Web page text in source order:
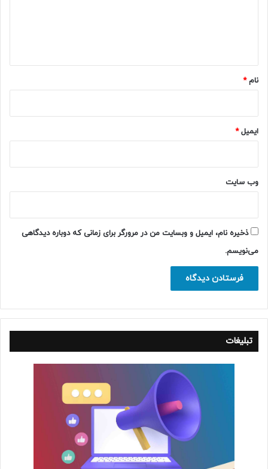
نام*
ایمیل*
وب‌ سایت
ذخیره نام، ایمیل و وبسایت من در مرورگر برای زمانی که دوباره دیدگاهی
می‌نویسم.
تبلیغات